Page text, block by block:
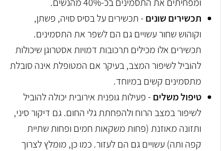
תכשירים שונים- תכשירים על בסיס סויה, פשתן,
וקוהוש שחור עשויים גם הם לשפר את התסמינים.
תכשירים אלו מכילים תרכובות דמויות אסטרוגן שיכולות
להוביל לשיפור המצב, בעיקר אם המטופלת אינה סובלת
מתסמינים קשים במיוחד.
טיפול משלים- פעילות גופנית אירובית יכולה להוביל
לשיפור במצב הרוח ולהפחתת גלי החום. גם דיקור סיני,
ותזונה מאוזנת (פחות משקאות חמים ופחות שתיית
קפה ותה) עשויים גם הם לעזור. כמו כן, מומלץ לצרוך